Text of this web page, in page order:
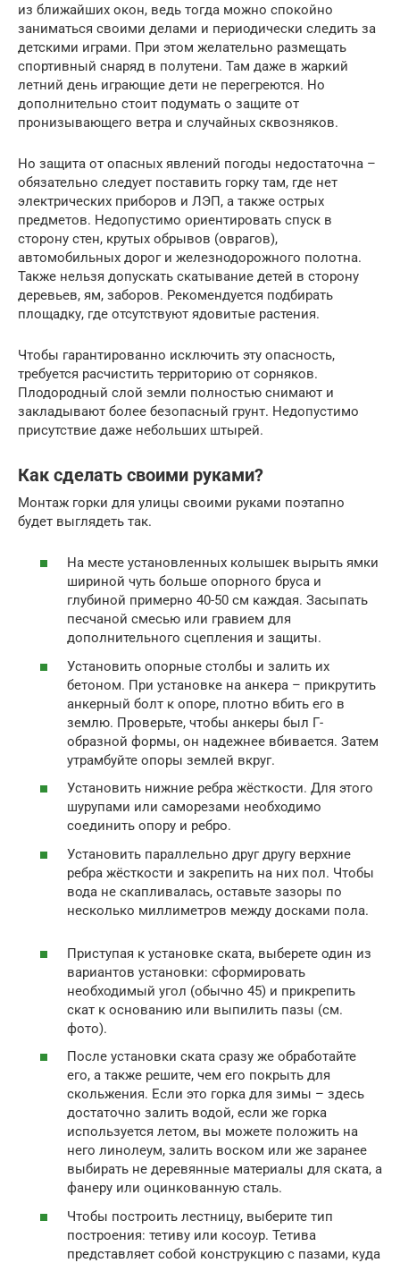
из ближайших окон, ведь тогда можно спокойно
заниматься своими делами и периодически следить за
детскими играми. При этом желательно размещать
спортивный снаряд в полутени. Там даже в жаркий
летний день играющие дети не перегреются. Но
дополнительно стоит подумать о защите от
пронизывающего ветра и случайных сквозняков.
Но защита от опасных явлений погоды недостаточна –
обязательно следует поставить горку там, где нет
электрических приборов и ЛЭП, а также острых
предметов. Недопустимо ориентировать спуск в
сторону стен, крутых обрывов (оврагов),
автомобильных дорог и железнодорожного полотна.
Также нельзя допускать скатывание детей в сторону
деревьев, ям, заборов. Рекомендуется подбирать
площадку, где отсутствуют ядовитые растения.
Чтобы гарантированно исключить эту опасность,
требуется расчистить территорию от сорняков.
Плодородный слой земли полностью снимают и
закладывают более безопасный грунт. Недопустимо
присутствие даже небольших штырей.
Как сделать своими руками?
Монтаж горки для улицы своими руками поэтапно
будет выглядеть так.
На месте установленных колышек вырыть ямки
шириной чуть больше опорного бруса и
глубиной примерно 40-50 см каждая. Засыпать
песчаной смесью или гравием для
дополнительного сцепления и защиты.
Установить опорные столбы и залить их
бетоном. При установке на анкера – прикрутить
анкерный болт к опоре, плотно вбить его в
землю. Проверьте, чтобы анкеры был Г-
образной формы, он надежнее вбивается. Затем
утрамбуйте опоры землей вкруг.
Установить нижние ребра жёсткости. Для этого
шурупами или саморезами необходимо
соединить опору и ребро.
Установить параллельно друг другу верхние
ребра жёсткости и закрепить на них пол. Чтобы
вода не скапливалась, оставьте зазоры по
несколько миллиметров между досками пола.
Приступая к установке ската, выберете один из
вариантов установки: сформировать
необходимый угол (обычно 45) и прикрепить
скат к основанию или выпилить пазы (см.
фото).
После установки ската сразу же обработайте
его, а также решите, чем его покрыть для
скольжения. Если это горка для зимы – здесь
достаточно залить водой, если же горка
используется летом, вы можете положить на
него линолеум, залить воском или же заранее
выбирать не деревянные материалы для ската, а
фанеру или оцинкованную сталь.
Чтобы построить лестницу, выберите тип
построения: тетиву или косоур. Тетива
представляет собой конструкцию с пазами, куда